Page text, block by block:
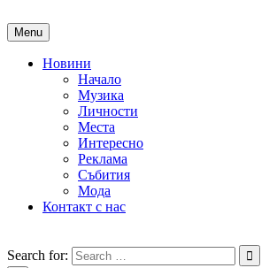
to
content
Menu
Новини
Начало
Музика
Личности
Места
Интересно
Реклама
Събития
Мода
Контакт с нас
People of Bulgaria
За хората на България
Search for: